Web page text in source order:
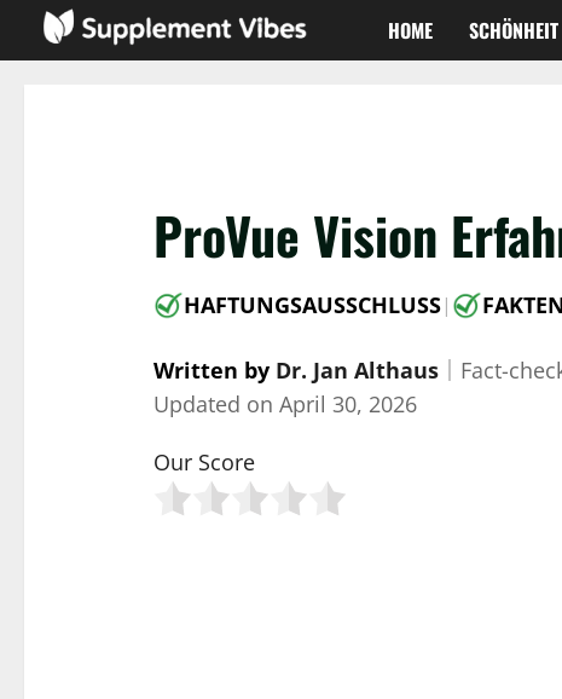
Inhalt
HOME
ProVue Vision
HAFTUNGSAUSSCHLUSS|
Written by Dr. Jan Althaus｜ Fact-
Updated on April 30, 2026
Our Score